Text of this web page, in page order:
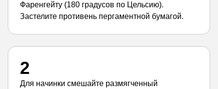
Фаренгейту (180 градусов по Цельсию).
Застелите противень пергаментной бумагой.
2
Для начинки смешайте размягченный